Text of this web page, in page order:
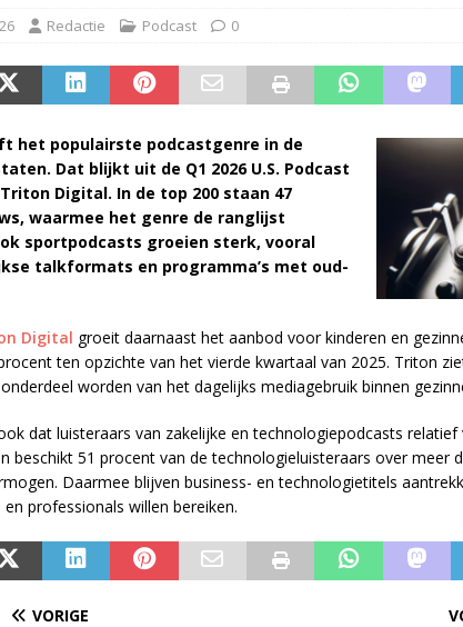
Redactie Podcast 0
het populairste podcastgenre in de
Dat blijkt uit de Q1 2026 U.S. Podcast
Digital. In de top 200 staan 47
waarmee het genre de ranglijst
sportpodcasts groeien sterk, vooral
talkformats en programma’s met oud-
Digital groeit daarnaast het aanbod voor kinderen en
ten opzichte van het vierde kwartaal van 2025. Triton
worden van het dagelijks mediagebruik binnen
dat luisteraars van zakelijke en technologiepodcasts
beschikt 51 procent van de technologieluisteraars over meer
Daarmee blijven business- en technologietitels
en professionals willen bereiken.
VORIGE